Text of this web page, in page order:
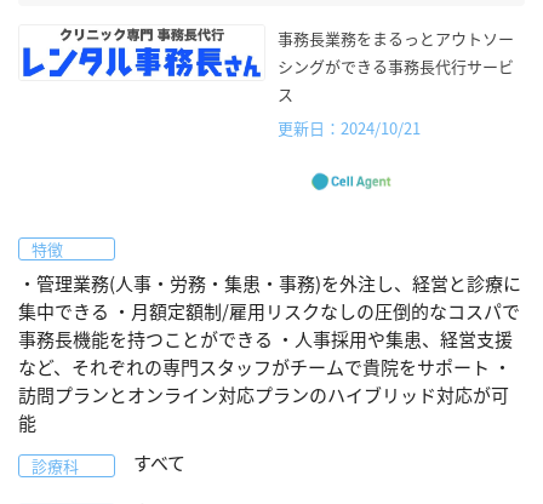
事務長業務をまるっとアウトソー
シングができる事務長代行サービ
ス
更新日：2024/10/21
特徴
・管理業務(人事・労務・集患・事務)を外注し、経営と診療に
集中できる ・月額定額制/雇用リスクなしの圧倒的なコスパで
事務長機能を持つことができる ・人事採用や集患、経営支援
など、それぞれの専門スタッフがチームで貴院をサポート ・
訪問プランとオンライン対応プランのハイブリッド対応が可
能
診療科 すべて